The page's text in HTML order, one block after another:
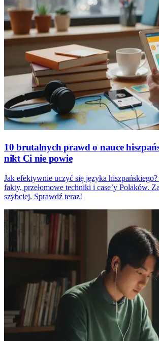
10 brutalnych prawd o nauce
nikt Ci nie powie
Jak efektywnie uczyć się języka
fakty, przełomowe techniki i case’y Polaków.
szybciej. Sprawdź teraz!